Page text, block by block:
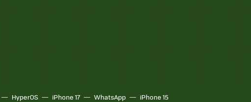
HyperOS iPhone 17 WhatsApp iPhone 15